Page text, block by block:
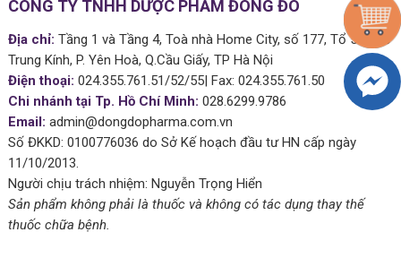
CÔNG TY TNHH DƯỢC PHẨM ĐÔNG ĐÔ
Địa chỉ: Tầng 1 và Tầng 4, Toà nhà Home City, số 177, Tổ 51 Phố
Trung Kính, P. Yên Hoà, Q.Cầu Giấy, TP Hà Nội
Điện thoại: 024.355.761.51/52/55| Fax: 024.355.761.50
Chi nhánh tại Tp. Hồ Chí Minh: 028.6299.9786
Email: admin@dongdopharma.com.vn
Số ĐKKD: 0100776036 do Sở Kế hoạch đầu tư HN cấp ngày
11/10/2013.
Người chịu trách nhiệm: Nguyễn Trọng Hiển
Sản phẩm không phải là thuốc và không có tác dụng thay thế
thuốc chữa bệnh.